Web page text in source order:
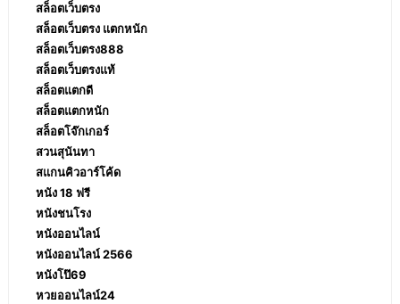
สล็อตเว็บตรง
สล็อตเว็บตรง แตกหนัก
สล็อตเว็บตรง888
สล็อตเว็บตรงแท้
สล็อตแตกดี
สล็อตแตกหนัก
สล็อตโจ๊กเกอร์
สวนสุนันทา
สแกนคิวอาร์โค้ด
หนัง 18 ฟรี
หนังชนโรง
หนังออนไลน์
หนังออนไลน์ 2566
หนังโป๊69
หวยออนไลน์24